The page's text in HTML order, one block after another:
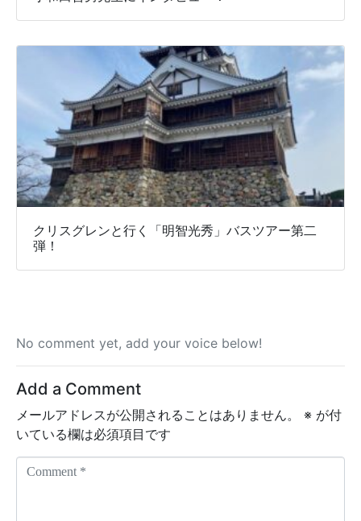
クリスグレンと行く「明智光秀」バスツアー第二
弾！
No comment yet, add your voice below!
Add a Comment
メールアドレスが公開されることはありません。 ※ が付
いている欄は必須項目です